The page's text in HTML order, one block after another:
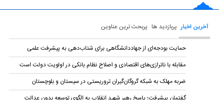
آخرین اخبار پربازدید ها پربحث ترین عناوین
حمایت بودجه‌ای از جهاددانشگاهی برای شتاب‌دهی به پیشرفت علمی
مقابله با ناترازی‌های اقتصادی و اصلاح نظام بانکی در اولویت دولت است
ضربه مهلک به شبکه گروگان‌گیران تروریستی در سیستان و بلوچستان
گفتمان پیشرفت؛ پاسخ رهبر شهید انقلاب به الگوی توسعه بدون عدالت